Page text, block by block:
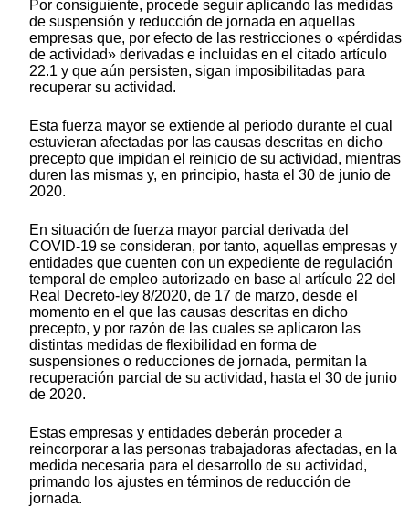
Por consiguiente, procede seguir aplicando las medidas
de suspensión y reducción de jornada en aquellas
empresas que, por efecto de las restricciones o «pérdidas
de actividad» derivadas e incluidas en el citado artículo
22.1 y que aún persisten, sigan imposibilitadas para
recuperar su actividad.
Esta fuerza mayor se extiende al periodo durante el cual
estuvieran afectadas por las causas descritas en dicho
precepto que impidan el reinicio de su actividad, mientras
duren las mismas y, en principio, hasta el 30 de junio de
2020.
En situación de fuerza mayor parcial derivada del
COVID-19 se consideran, por tanto, aquellas empresas y
entidades que cuenten con un expediente de regulación
temporal de empleo autorizado en base al artículo 22 del
Real Decreto-ley 8/2020, de 17 de marzo, desde el
momento en el que las causas descritas en dicho
precepto, y por razón de las cuales se aplicaron las
distintas medidas de flexibilidad en forma de
suspensiones o reducciones de jornada, permitan la
recuperación parcial de su actividad, hasta el 30 de junio
de 2020.
Estas empresas y entidades deberán proceder a
reincorporar a las personas trabajadoras afectadas, en la
medida necesaria para el desarrollo de su actividad,
primando los ajustes en términos de reducción de
jornada.